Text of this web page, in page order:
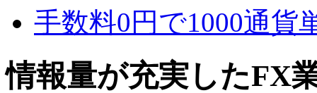
手数料0円で1000通貨
情報量が充実したFX